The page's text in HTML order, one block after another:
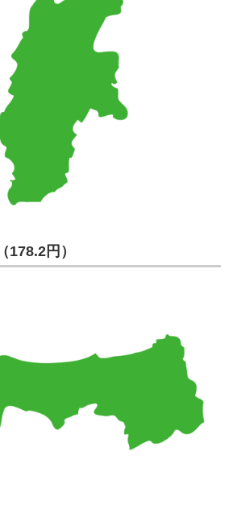
178.2円）